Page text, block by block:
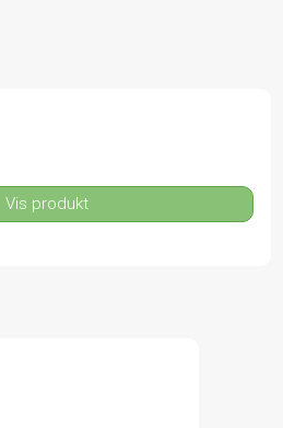
Vis produkt